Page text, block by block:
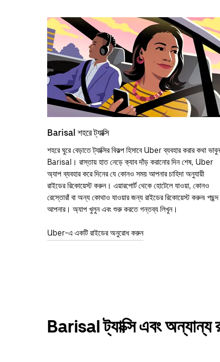
Barisal শহরে ট্যাক্সি
শহরে ঘুরে বেড়াতে ট্যাক্সির বিকল্প হিসাবে Uber ব্যবহার করার কথা ভাবুন
Barisal। রাস্তায় হাত নেড়ে ক্যাব দাঁড় করানোর দিন শেষ, Uber
অ্যাপ ব্যবহার করে দিনের যে কোনও সময় আপনার চাহিদা অনুযায়ী
রাইডের রিকোয়েস্ট করুন। এয়ারপোর্ট থেকে হোটেলে যাওয়া, কোনও
রেস্তোরাঁ বা অন্য কোথাও যাওয়ার জন্য রাইডের রিকোয়েস্ট করুন৷ পছন্দ
আপনার। অ্যাপ খুলুন এবং শুরু করতে গন্তব্য লিখুন।
Uber-এ একটি রাইডের অনুরোধ করুন
Barisal ট্যাক্সি এবং